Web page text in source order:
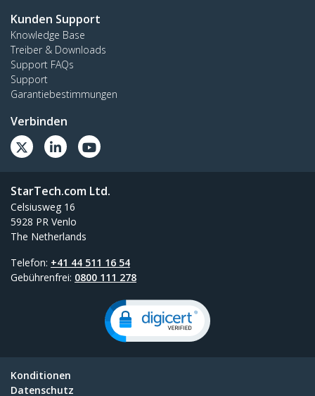
Kunden Support
Knowledge Base
Treiber & Downloads
Support FAQs
Support
Garantiebestimmungen
Verbinden
StarTech.com Ltd.
Celsiusweg 16
5928 PR Venlo
The Netherlands
Telefon: +41 44 511 16 54
Gebührenfrei: 0800 111 278
Konditionen
Datenschutz